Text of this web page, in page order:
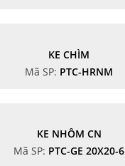
KE CHÌM
Mã SP: PTC-HRNM
KE NHÔM CN
Mã SP: PTC-GE 20X20-6